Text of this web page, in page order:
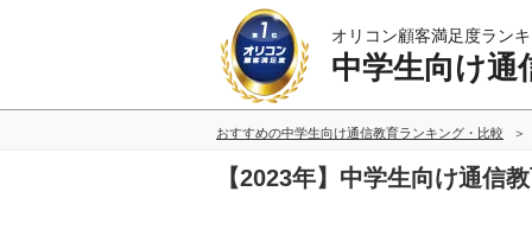
オリコン顧客満足度ラン
中学生向け通
おすすめの中学生向け通信教育ランキング・比較
【2023年】中学生向け通信